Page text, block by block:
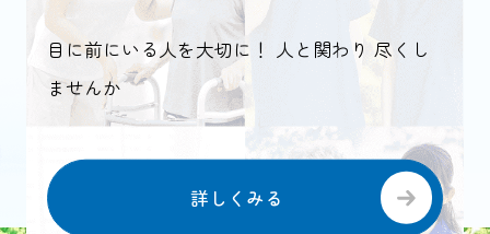
目に前にいる人を大切に！ 人と関わり 尽くし
ませんか
詳しくみる